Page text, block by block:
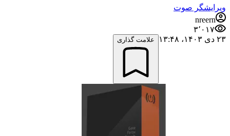
ویرایشگر صوت
nreern
۳٬۰۱۷
۲۳ دی ۱۴۰۳،‏ ۱۳:۴۸
علامت گذاری